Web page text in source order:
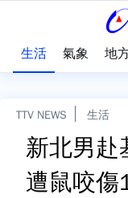
生活 氣象 地
TTV NEWS 生活
新北男赴
遭鼠咬傷